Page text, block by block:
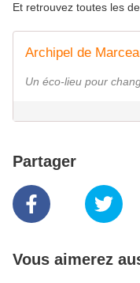
Et retrouvez toutes les
Archipel de
Un éco-lieu pour
Partager
Vous aimerez